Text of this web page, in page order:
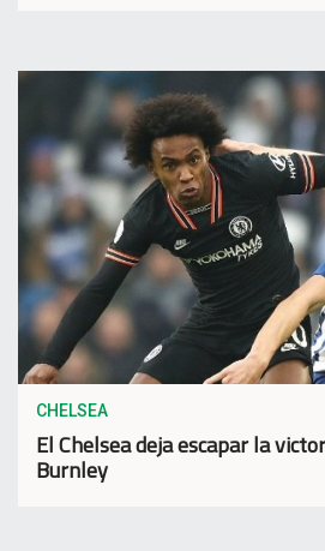
CHELSEA
El Chelsea deja escapar la
Burnley